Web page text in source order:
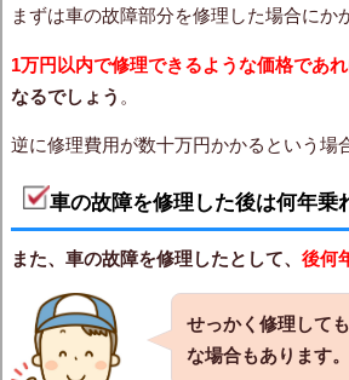
まずは車の故障部分を修理した場合に
1万円以内で修理できるような価格であ
なるでしょう 。
逆に修理費用が数十万円かかるという場
車の故障を修理した後は何年乗
また、車の故障を修理したとして、 後何
せっかく修理して
な場合もあります。